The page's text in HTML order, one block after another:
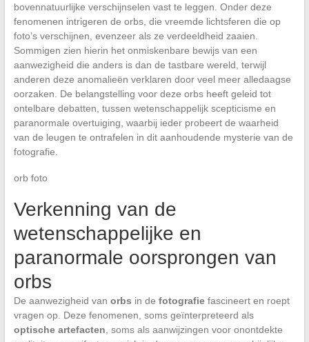
bovennatuurlijke verschijnselen vast te leggen. Onder deze
fenomenen intrigeren de orbs, die vreemde lichtsferen die op
foto’s verschijnen, evenzeer als ze verdeeldheid zaaien.
Sommigen zien hierin het onmiskenbare bewijs van een
aanwezigheid die anders is dan de tastbare wereld, terwijl
anderen deze anomalieën verklaren door veel meer alledaagse
oorzaken. De belangstelling voor deze orbs heeft geleid tot
ontelbare debatten, tussen wetenschappelijk scepticisme en
paranormale overtuiging, waarbij ieder probeert de waarheid
van de leugen te ontrafelen in dit aanhoudende mysterie van de
fotografie.
orb foto
Verkenning van de
wetenschappelijke en
paranormale oorsprongen van
orbs
De aanwezigheid van orbs in de fotografiefascineert en roept
vragen op. Deze fenomenen, soms geïnterpreteerd als
optische artefacten , soms als aanwijzingen voor onontdekte